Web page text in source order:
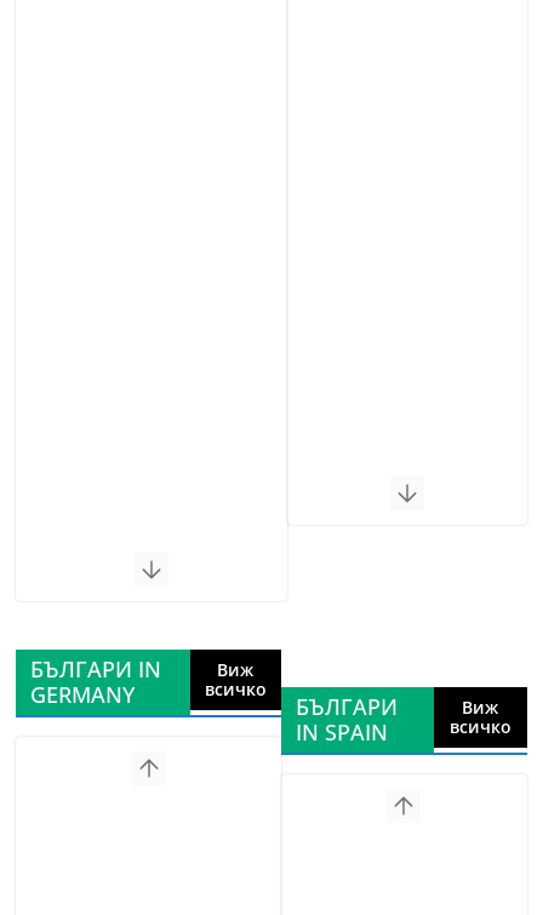
БЪЛГАРИ IN
GERMANY
Виж
всичко
БЪЛГАРИ
IN SPAIN
Виж
всичко